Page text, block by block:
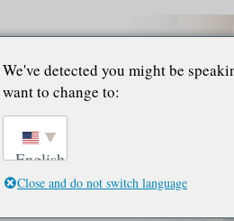
We've detected you might be
want to change to:
English
Close and do not switch language